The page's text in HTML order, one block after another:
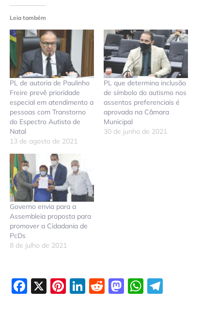
Leia também
PL de autoria de Paulinho
Freire prevê prioridade
especial em atendimento a
pessoas com Transtorno
do Espectro Autista de
Natal
13 de agosto de 2021
PL que determina inclusão
de símbolo do autismo nos
assentos preferenciais é
aprovada na Câmara
Municipal
30 de junho de 2021
Governo envia para a
Assembleia proposta para
promover a Cidadania de
PcDs
8 de julho de 2021
Facebook
X Pinterest
LinkedIn
Reddit
Mastodon